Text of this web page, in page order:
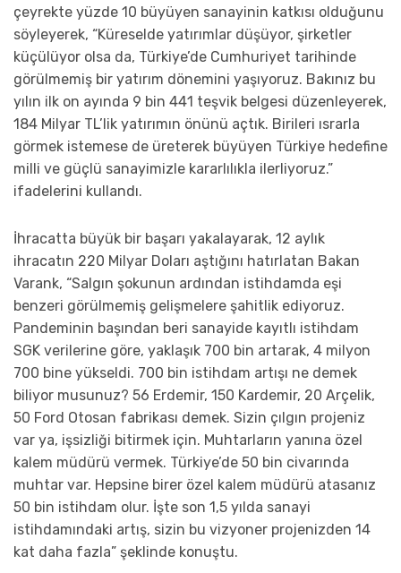
çeyrekte yüzde 10 büyüyen sanayinin katkısı olduğunu
söyleyerek, “Küreselde yatırımlar düşüyor, şirketler
küçülüyor olsa da, Türkiye’de Cumhuriyet tarihinde
görülmemiş bir yatırım dönemini yaşıyoruz. Bakınız bu
yılın ilk on ayında 9 bin 441 teşvik belgesi düzenleyerek,
184 Milyar TL’lik yatırımın önünü açtık. Birileri ısrarla
görmek istemese de üreterek büyüyen Türkiye hedefine
milli ve güçlü sanayimizle kararlılıkla ilerliyoruz.”
ifadelerini kullandı.
İhracatta büyük bir başarı yakalayarak, 12 aylık
ihracatın 220 Milyar Doları aştığını hatırlatan Bakan
Varank, “Salgın şokunun ardından istihdamda eşi
benzeri görülmemiş gelişmelere şahitlik ediyoruz.
Pandeminin başından beri sanayide kayıtlı istihdam
SGK verilerine göre, yaklaşık 700 bin artarak, 4 milyon
700 bine yükseldi. 700 bin istihdam artışı ne demek
biliyor musunuz? 56 Erdemir, 150 Kardemir, 20 Arçelik,
50 Ford Otosan fabrikası demek. Sizin çılgın projeniz
var ya, işsizliği bitirmek için. Muhtarların yanına özel
kalem müdürü vermek. Türkiye’de 50 bin civarında
muhtar var. Hepsine birer özel kalem müdürü atasanız
50 bin istihdam olur. İşte son 1,5 yılda sanayi
istihdamındaki artış, sizin bu vizyoner projenizden 14
kat daha fazla” şeklinde konuştu.